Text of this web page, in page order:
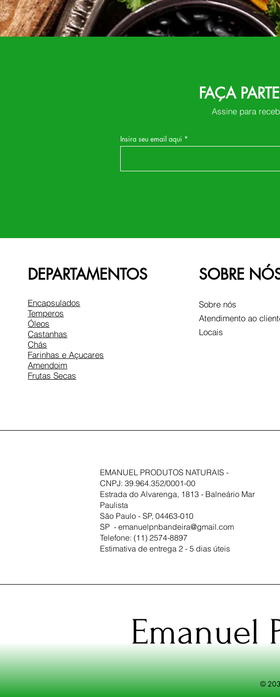
FAÇA
Assine para
Insira seu email aqui
DEPARTAMENTOS
Encapsulados
Temperos
Óleos
Castanhas
Chás
Farinhas e Açucares
Amendoim
Frutas Secas
SOBRE
Sobre nós
Atendimento ao
Locais
EMANUEL PRODUTOS NATURAIS -
CNPJ: 39.964.352/0001-00
Estrada do Alvarenga, 1813 - Balneário Mar
Paulista
São Paulo - SP, 04463-010
SP - emanuelpnbandeira@gmail.com
Telefone: (11) 2574-8897
Estimativa de entrega 2 - 5 dias úteis
Emanuel
©